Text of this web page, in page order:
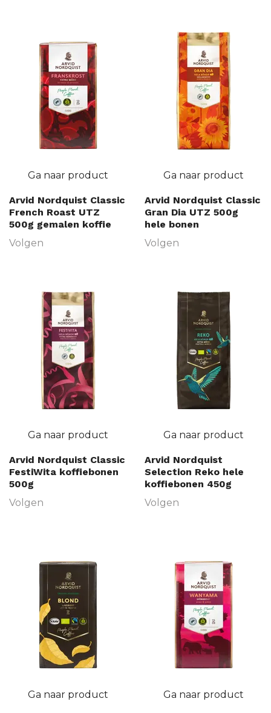
Ga naar product
Arvid Nordquist Classic
French Roast UTZ
500g gemalen koffie
Volgen
Ga naar product
Arvid Nordquist Classic
Gran Dia UTZ 500g
hele bonen
Volgen
Ga naar product
Arvid Nordquist Classic
FestiWita koffiebonen
500g
Volgen
Ga naar product
Arvid Nordquist
Selection Reko hele
koffiebonen 450g
Volgen
Ga naar product Ga naar product